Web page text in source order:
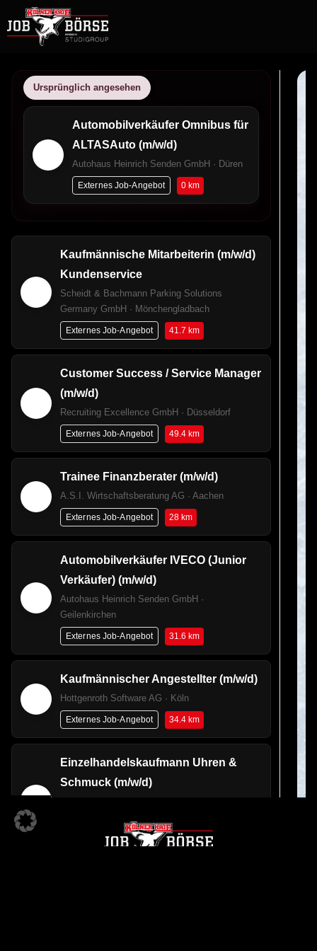
Ursprünglich angesehen
Automobilverkäufer Omnibus für
ALTASAuto (m/w/d)
Autohaus Heinrich Senden GmbH · Düren
Externes Job-Angebot 0 km
Kaufmännische Mitarbeiterin (m/w/d)
Kundenservice
Scheidt & Bachmann Parking Solutions
Germany GmbH · Mönchengladbach
Externes Job-Angebot 41.7 km
Customer Success / Service Manager
(m/w/d)
Recruiting Excellence GmbH · Düsseldorf
Externes Job-Angebot 49.4 km
Trainee Finanzberater (m/w/d)
A.S.I. Wirtschaftsberatung AG · Aachen
Externes Job-Angebot 28 km
Automobilverkäufer IVECO (Junior
Verkäufer) (m/w/d)
Autohaus Heinrich Senden GmbH ·
Geilenkirchen
Externes Job-Angebot 31.6 km
Kaufmännischer Angestellter (m/w/d)
Hottgenroth Software AG · Köln
Externes Job-Angebot 34.4 km
Einzelhandelskaufmann Uhren &
Schmuck (m/w/d)
Externes Job-Angebot 36.9 km